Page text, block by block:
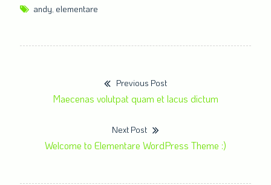
andy, elementare
Nawigacja
Previous Post
Previous
Maecenas volutpat quam et lacus dictum
Next Post
Next
Welcome to Elementare WordPress Theme :)